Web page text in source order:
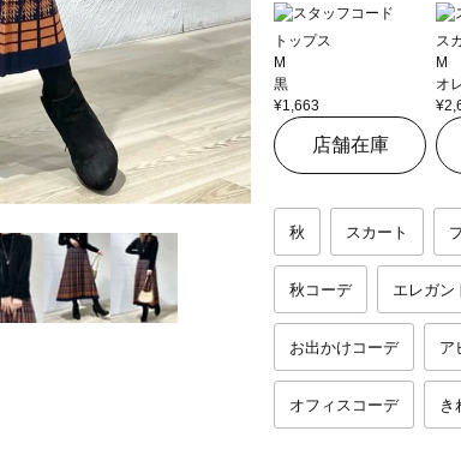
トップス
M
黒
¥1,663
店舗在庫
ス
M
オ
秋 スカート
秋コーデ エレガン
お出かけコーデ ア
オフィスコーデ き